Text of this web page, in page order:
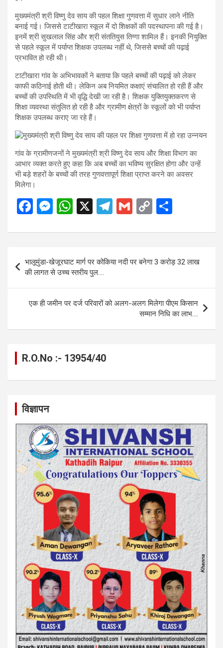
मुख्यमंत्री श्री विष्णु देव साय की पहल शिक्षा गुणवत्ता में सुधार लाने नीति
बनाई गई। जिससे टाटीखारा स्कूल में दो शिक्षकों की पदस्थापना की गई है।
इनमें श्री सुखलाल सिंह और श्री संततियुस तिग्गा शामिल हैं। इनकी नियुक्ति
से पहले स्कूल में पर्याप्त शिक्षक उपलब्ध नहीं थे, जिससे बच्चों की पढ़ाई
प्रभावित हो रही थी।
टाटीखारा गांव के अभिभावकों ने बताया कि पहले बच्चों की पढ़ाई को लेकर
काफी कठिनाई होती थी। लेकिन अब नियमित कक्षाएं संचालित हो रही हैं और
बच्चों की उपस्थिति में भी वृद्धि देखी जा रही है। शिक्षक युक्तियुक्तकरण से
शिक्षा व्यवस्था संतुलित हो रही है और ग्रामीण क्षेत्रों के स्कूलों को भी पर्याप्त
शिक्षक उपलब्ध कराए जा रहे हैं।
गांव के ग्रामीणजनों ने मुख्यमंत्री श्री विष्णु देव साय और शिक्षा विभाग का
आभार व्यक्त करते हुए कहा कि अब बच्चों का भविष्य सुरक्षित होगा और उन्हें
भी बड़े शहरों के बच्चों की तरह गुणवत्तापूर्ण शिक्षा प्राप्त करने का अवसर
मिलेगा।
F
ce
b
o
o
k
M
se
n
g
er
W
at
A
p
p
X
T
e
gr
a
m
G
ail
C
py
Li
n
k
ar
e
navigation
भालूमुंडा-खेजूरघाट मार्ग पर कोकिया नदी पर बनेगा 3 करोड़ 32 लाख
की लागत से उच्च स्तरीय पुल….
एक ही जमीन पर दर्ज परिवारों को अलग-अलग मिलेगा पीएम किसान
सम्मान निधि का लाभ….
R.O.No :- 13954/40
विज्ञापन